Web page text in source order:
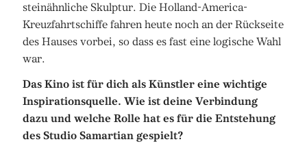
steinähnliche Skulptur. Die Holland-America-
Kreuzfahrtschiffe fahren heute noch an der Rückseite
des Hauses vorbei, so dass es fast eine logische Wahl
war.
Das Kino ist für dich als Künstler eine wichtige
Inspirationsquelle. Wie ist deine Verbindung
dazu und welche Rolle hat es für die Entstehung
des Studio Samartian gespielt?